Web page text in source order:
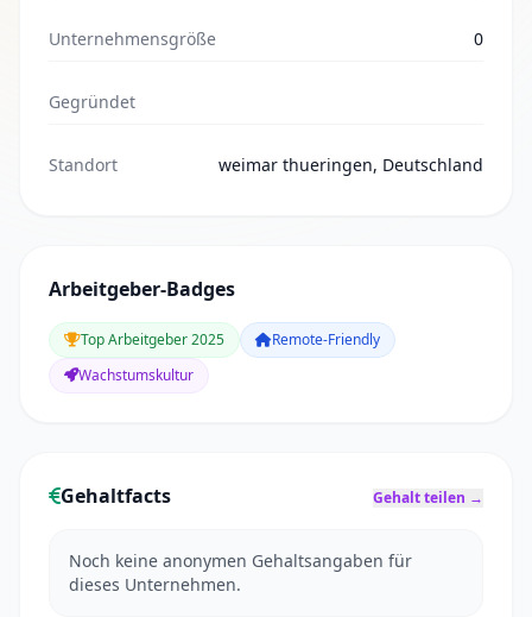
Unternehmensgröße 0
Gegründet
Standort weimar thueringen, Deutschland
Arbeitgeber-Badges
Top Arbeitgeber 2025
Remote-Friendly
Wachstumskultur
Gehaltfacts Gehalt teilen →
Noch keine anonymen Gehaltsangaben für
dieses Unternehmen.